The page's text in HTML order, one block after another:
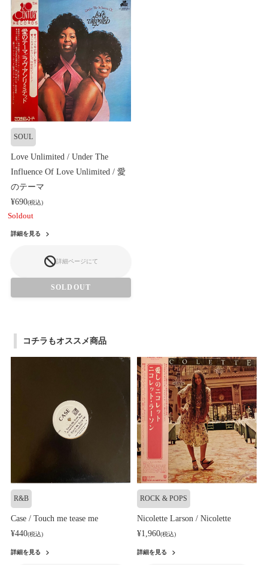
SOUL
Love Unlimited / Under The
Influence Of Love Unlimited / 愛
のテーマ
¥690(税込)
Soldout
詳細を見る
詳細ページにて
SOLDOUT
コチラもオススメ商品
R&B
Case / Touch me tease me
¥440(税込)
詳細を見る
ROCK & POPS
Nicolette Larson / Nicolette
¥1,960(税込)
詳細を見る